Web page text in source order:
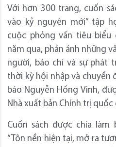
Với hơn 300 trang, cuốn
vào kỷ nguyên mới” tập
cuộc phỏng vấn tiêu biểu
năm qua, phản ánh những
người, báo chí và sự phát
thời kỳ hội nhập và chuyển
báo Nguyễn Hồng Vinh,
Nhà xuất bản Chính trị quốc
Cuốn sách được chia làm
“Tôn nền hiện tại, mở ra